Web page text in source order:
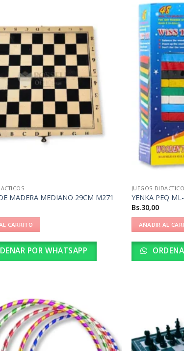
MADERA MEDIANO 29CM M271
CARRITO
POR WHATSAPP
JUEGOS
YENKA PEQ
Bs.30,00
AÑADIR AL